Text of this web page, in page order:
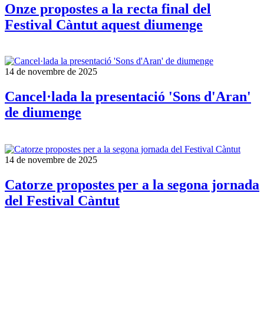
Onze propostes a la recta final del
Festival Càntut aquest diumenge
14 de novembre de 2025
Cancel·lada la presentació 'Sons d'Aran'
de diumenge
14 de novembre de 2025
Catorze propostes per a la segona jornada
del Festival Càntut